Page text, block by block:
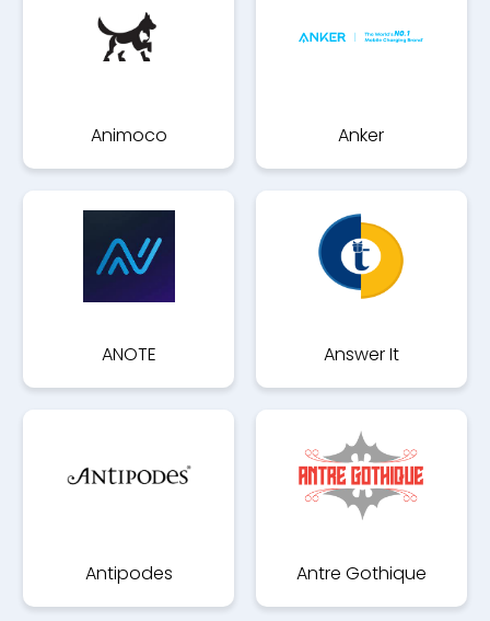
Animoco Anker
ANOTE Answer It
Antipodes Antre Gothique